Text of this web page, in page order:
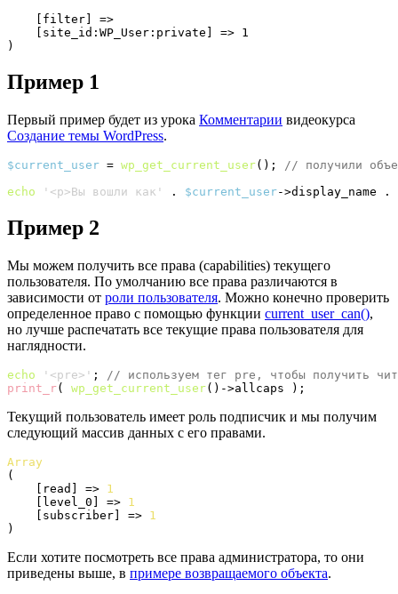
    [filter] =>
    [site_id:WP_User:private] => 1
)
Пример 1
Первый пример будет из урока Комментарии видеокурса
Создание темы WordPress.
$current_user = wp_get_current_user( ) ;
// получили
echo
'<p>Вы вошли как' . $current_user->display_name .
Пример 2
Мы можем получить все права (capabilities) текущего
пользователя. По умолчанию все права различаются в
зависимости от роли пользователя. Можно конечно проверить
определенное право с помощью функции current_user_can(),
но лучше распечатать все текущие права пользователя для
наглядности.
echo '<pre>' ;
// используем тег pre, чтобы получить
print_r( wp_get_current_user( ) ->allcaps ) ;
Текущий пользователь имеет роль подписчик и мы получим
следующий массив данных с его правами.
Array
(
[ read ] => 1
[ level_0 ] => 1
[ subscriber] => 1
)
Если хотите посмотреть все права администратора, то они
приведены выше, в примере возвращаемого объекта.